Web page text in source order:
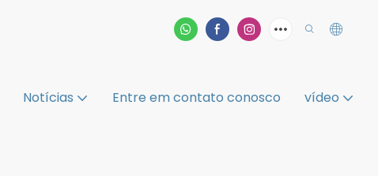
Notícias Entre em contato conosco vídeo